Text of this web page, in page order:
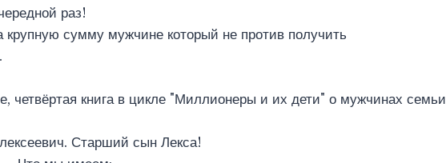
раз!
крупную сумму мужчине который не против получить
четвёртая книга в цикле "Миллионеры и их дети" о мужчинах семьи
Старший сын Лекса!